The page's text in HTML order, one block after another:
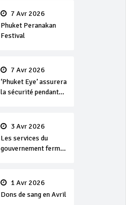
7 Avr 2026
Phuket Peranakan
Festival
7 Avr 2026
‘Phuket Eye’ assurera
la sécurité pendant
3 Avr 2026
Les services du
gouvernement fermés
Songkran
1 Avr 2026
Dons de sang en Avril